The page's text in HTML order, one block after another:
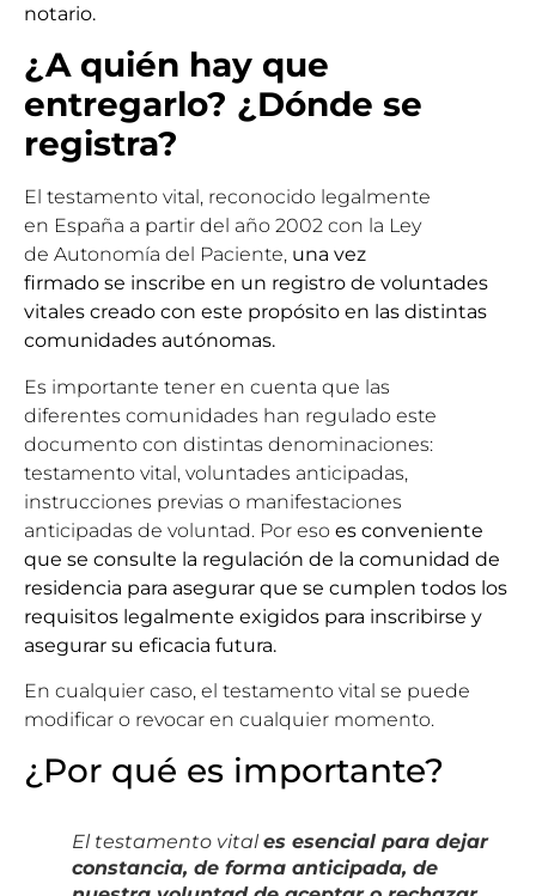
notario.
¿A quién hay que
entregarlo? ¿Dónde se
registra?
El testamento vital, reconocido legalmente
en España a partir del año 2002 con la Ley
de Autonomía del Paciente, una vez
firmado se inscribe en un registro de voluntades
vitales creado con este propósito en las distintas
comunidades autónomas.
Es importante tener en cuenta que las
diferentes comunidades han regulado este
documento con distintas denominaciones:
testamento vital, voluntades anticipadas,
instrucciones previas o manifestaciones
anticipadas de voluntad. Por eso es conveniente
que se consulte la regulación de la comunidad de
residencia para asegurar que se cumplen todos los
requisitos legalmente exigidos para inscribirse y
asegurar su eficacia futura.
En cualquier caso, el testamento vital se puede
modificar o revocar en cualquier momento.
¿Por qué es importante?
El testamento vitales esencial para dejar
constancia, de forma anticipada, de